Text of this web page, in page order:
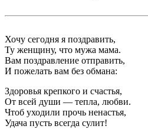
Хочу сегодня я поздравить,
Ту женщину, что мужа мама.
Вам поздравление отправить,
И пожелать вам без обмана:
Здоровья крепкого и счастья,
От всей души — тепла, любви.
Чтоб уходили прочь ненастья,
Удача пусть всегда сулит!